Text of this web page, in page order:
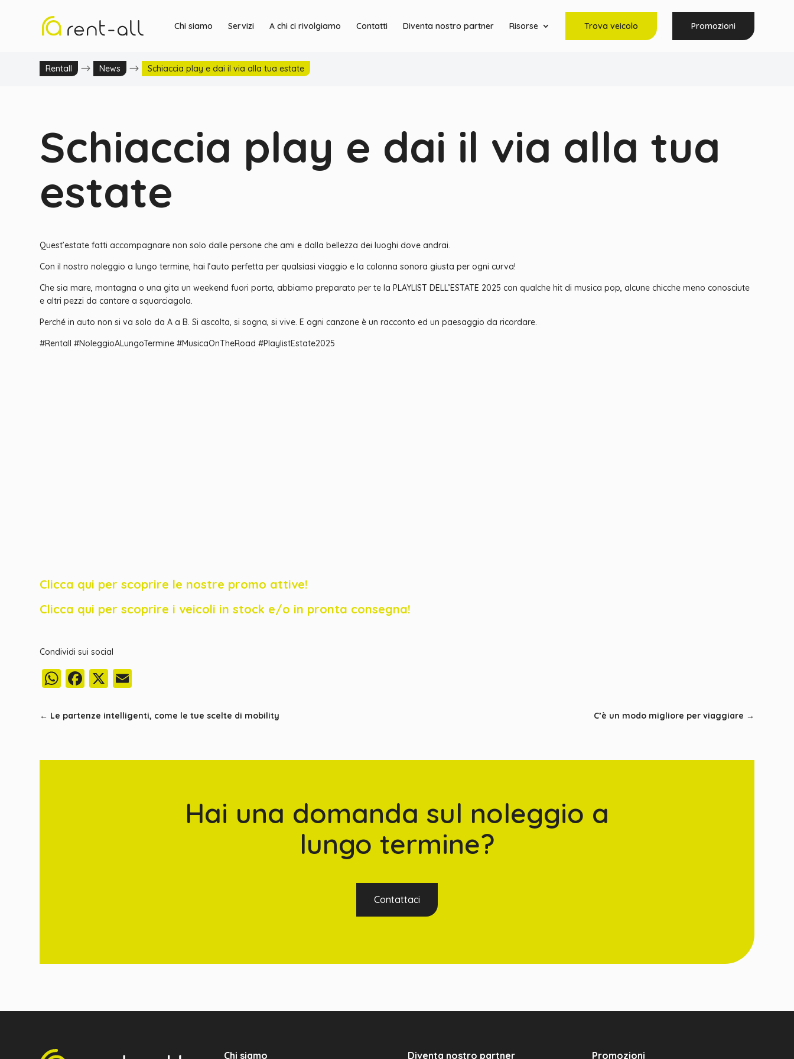
Chi siamo Servizi A chi ci rivolgiamo Contatti Diventa nostro partner Risorse Trova veicolo Promozioni
Rentall $ News $ Schiaccia play e dai il via alla tua estate
Schiaccia play e dai il via alla tua
estate
Quest’estate fatti accompagnare non solo dalle persone che ami e dalla bellezza dei luoghi dove andrai.
Con il nostro noleggio a lungo termine, hai l’auto perfetta per qualsiasi viaggio e la colonna sonora giusta per ogni curva!
Che sia mare, montagna o una gita un weekend fuori porta, abbiamo preparato per te la PLAYLIST DELL’ESTATE 2025 con qualche hit di musica pop, alcune chicche meno conosciute
e altri pezzi da cantare a squarciagola.
Perché in auto non si va solo da A a B. Si ascolta, si sogna, si vive. E ogni canzone è un racconto ed un paesaggio da ricordare.
#Rentall #NoleggioALungoTermine #MusicaOnTheRoad #PlaylistEstate2025
Clicca qui per scoprire le nostre promo attive!
Clicca qui per scoprire i veicoli in stock e/o in pronta consegna!
Condividi sui social
WhatsApp
Facebook
X
← Le partenze intelligenti, come le tue scelte di mobility C’è un modo migliore per viaggiare →
Hai una domanda sul noleggio a
lungo termine?
Contattaci
Chi siamo Diventa nostro partner Promozioni